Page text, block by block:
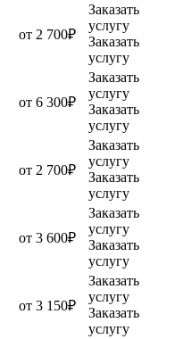
от 2 700₽
Заказать
услугу
Заказать
услугу
от 6 300₽
Заказать
услугу
Заказать
услугу
от 2 700₽
Заказать
услугу
Заказать
услугу
от 3 600₽
Заказать
услугу
Заказать
услугу
от 3 150₽
Заказать
услугу
Заказать
услугу